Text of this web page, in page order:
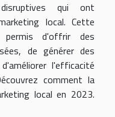
qui ont
local. Cette
permis d'offrir des
de générer des
l'efficacité
comment la
local en 2023.